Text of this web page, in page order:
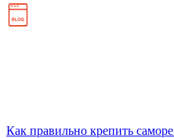
Как правильно крепить